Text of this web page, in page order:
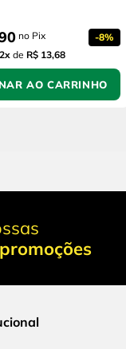
no Pix -8%
x de R$ 13,68
AO CARRINHO